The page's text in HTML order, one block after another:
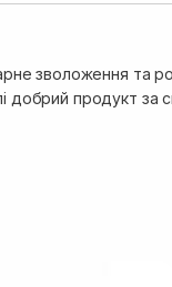
зволоження та
добрий продукт за